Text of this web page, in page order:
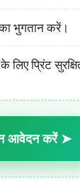
भुगतान करें।
लिए प्रिंट
आवेदन करें ➤